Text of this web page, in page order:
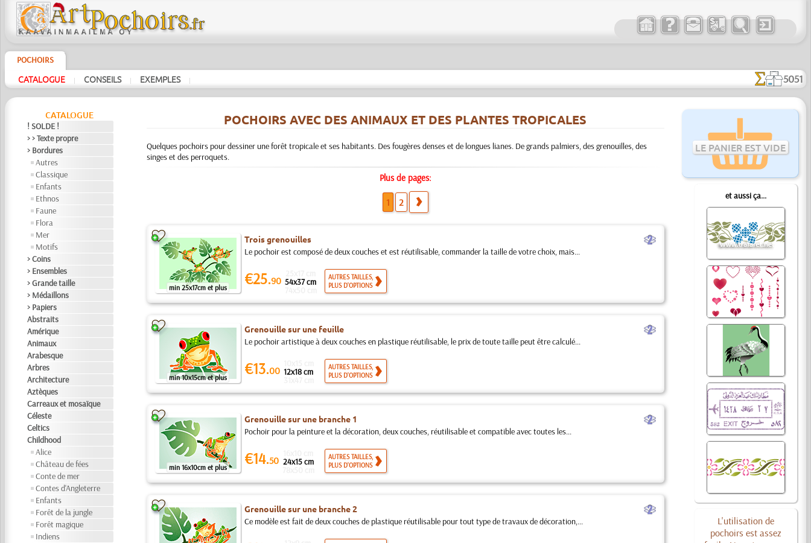
POCHOIRS
CATALOGUE | CONSEILS | EXEMPLES | 5051
CATALOGUE
! SOLDE !
> > Texte propre
> Bordures
Autres
Classique
Enfants
Ethnos
Faune
Flora
Mer
Motifs
> Coins
> Ensembles
> Grande taille
> Médaillons
> Papiers
Abstraits
Amérique
Animaux
Arabesque
Arbres
Architecture
Aztèques
Carreaux et mosaïque
Céleste
Celtics
Childhood
Alice
Château de fées
Conte de mer
Contes d'Angleterre
Enfants
Forêt de la jungle
Forêt magique
Indiens
LE PANIER EST VIDE
et aussi ça...
L'utilisation de
pochoirs est assez
POCHOIRS AVEC DES ANIMAUX ET DES PLANTES TROPICALES
Quelques pochoirs pour dessiner une forêt tropicale et ses habitants. Des fougères denses et de longues lianes. De grands palmiers, des grenouilles, des
singes et des perroquets.
Plus de pages:
1 2
min 25x17cm et plus
Trois grenouilles b
Le pochoir est composé de deux couches et est réutilisable, commander la taille de votre choix, mais...
€25.90 54x37 cm
AUTRES TAILLES,
PLUS D'OPTIONS
min 10x15cm et plus
Grenouille sur une feuille b
Le pochoir artistique à deux couches en plastique réutilisable, le prix de toute taille peut être calculé...
€13.00 12x18 cm
AUTRES TAILLES,
PLUS D'OPTIONS
min 16x10cm et plus
Grenouille sur une branche 1 b
Pochoir pour la peinture et la décoration, deux couches, réutilisable et compatible avec toutes les...
€14.50 24x15 cm
AUTRES TAILLES,
PLUS D'OPTIONS
Grenouille sur une branche 2 b
Ce modèle est fait de deux couches de plastique réutilisable pour tout type de travaux de décoration,...